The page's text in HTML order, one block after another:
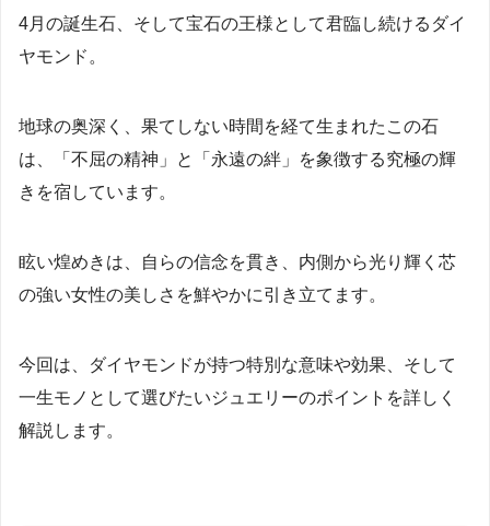
4月の誕生石、そして宝石の王様として君臨し続けるダイ
ヤモンド。
地球の奥深く、果てしない時間を経て生まれたこの石
は、「不屈の精神」と「永遠の絆」を象徴する究極の輝
きを宿しています。
眩い煌めきは、自らの信念を貫き、内側から光り輝く芯
の強い女性の美しさを鮮やかに引き立てます。
今回は、ダイヤモンドが持つ特別な意味や効果、そして
一生モノとして選びたいジュエリーのポイントを詳しく
解説します。